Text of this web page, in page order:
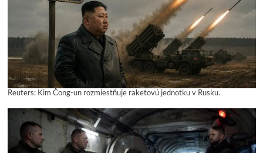
Reuters: Kim Čong-un rozmiestňuje raketovú jednotku v Rusku.